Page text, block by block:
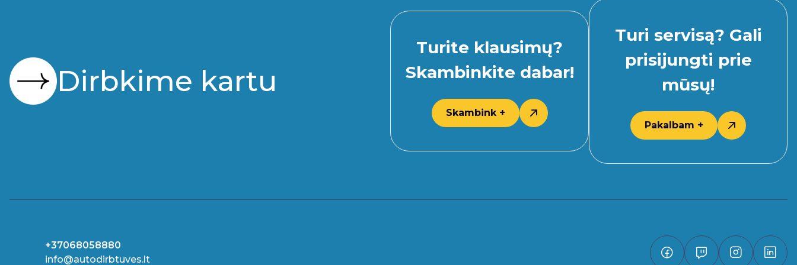
Dirbkime kartu
Turite klausimų?
Skambinkite dabar!
Skambink +
Turi servisą? Gali
prisijungti prie
mūsų!
Pakalbam +
+37068058880
info@autodirbtuves.lt